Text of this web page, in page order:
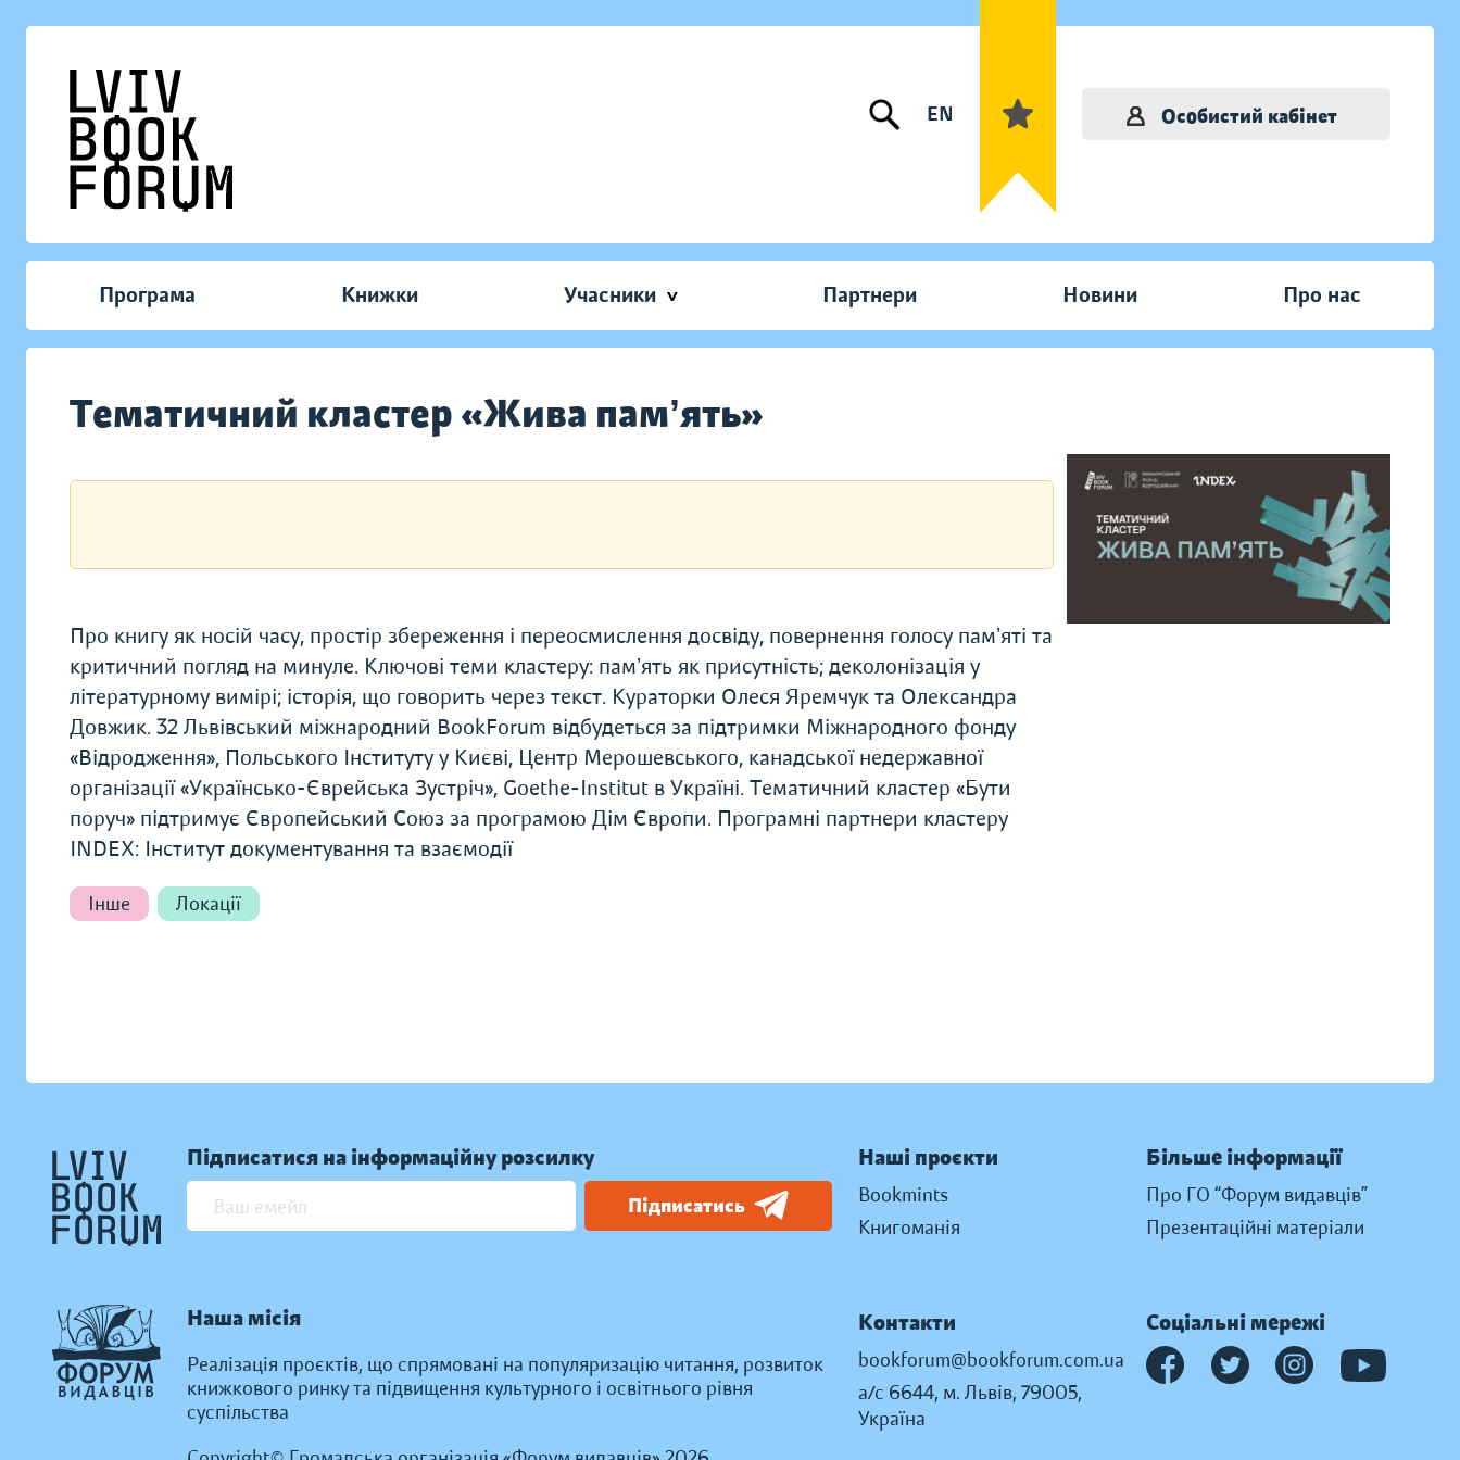
EN Особистий кабінет
Програма Книжки Учасники Партнери Новини Про нас
Тематичний кластер «Жива памʼять»
Про книгу як носій часу, простір збереження і переосмислення досвіду, повернення голосу памʼяті та
критичний погляд на минуле. Ключові теми кластеру: памʼять як присутність; деколонізація у
літературному вимірі; історія, що говорить через текст. Кураторки Олеся Яремчук та Олександра
Довжик. 32 Львівський міжнародний BookForum відбудеться за підтримки Міжнародного фонду
«Відродження», Польського Інституту у Києві, Центр Мерошевського, канадської недержавної
організації «Українсько-Єврейська Зустріч», Goethe-Institut в Україні. Тематичний кластер «Бути
поруч» підтримує Європейський Союз за програмою Дім Європи. Програмні партнери кластеру
INDEX: Інститут документування та взаємодії
Інше Локації
Підписатися на інформаційну розсилку
Підписатись
Наша місія
Реалізація проєктів, що спрямовані на популяризацію читання, розвиток
книжкового ринку та підвищення культурного і освітнього рівня
суспільства
Наші проєкти
Bookmints
Книгоманія
Більше інформації
Про ГО “Форум видавців”
Презентаційні матеріали
Контакти
bookforum@bookforum.com.ua
а/с 6644, м. Львів, 79005,
Україна
Соціальні мережі